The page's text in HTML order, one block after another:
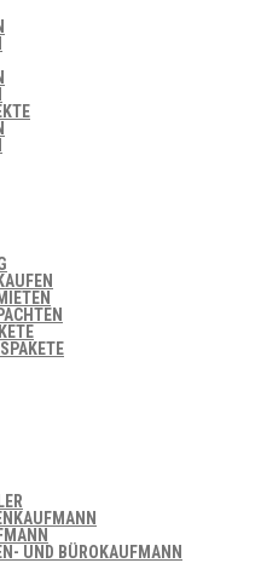
UND BÜROKAUFMANN